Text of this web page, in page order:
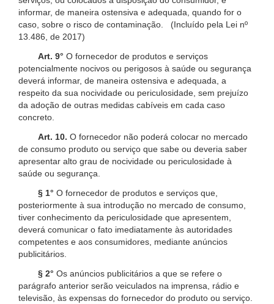
informar, de maneira ostensiva e adequada, quando for o
caso, sobre o risco de contaminação. (Incluído pela Lei nº
13.486, de 2017)
Art. 9° O fornecedor de produtos e serviços
potencialmente nocivos ou perigosos à saúde ou segurança
deverá informar, de maneira ostensiva e adequada, a
respeito da sua nocividade ou periculosidade, sem prejuízo
da adoção de outras medidas cabíveis em cada caso
concreto.
Art. 10. O fornecedor não poderá colocar no mercado
de consumo produto ou serviço que sabe ou deveria saber
apresentar alto grau de nocividade ou periculosidade à
saúde ou segurança.
§ 1° O fornecedor de produtos e serviços que,
posteriormente à sua introdução no mercado de consumo,
tiver conhecimento da periculosidade que apresentem,
deverá comunicar o fato imediatamente às autoridades
competentes e aos consumidores, mediante anúncios
publicitários.
§ 2° Os anúncios publicitários a que se refere o
parágrafo anterior serão veiculados na imprensa, rádio e
televisão, às expensas do fornecedor do produto ou serviço.